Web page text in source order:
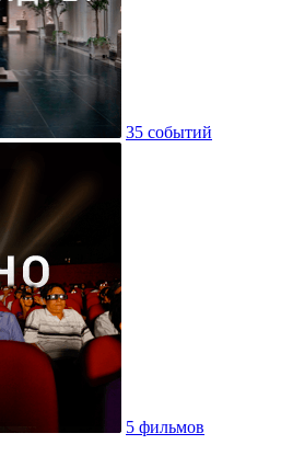
35 событий
5 фильмов